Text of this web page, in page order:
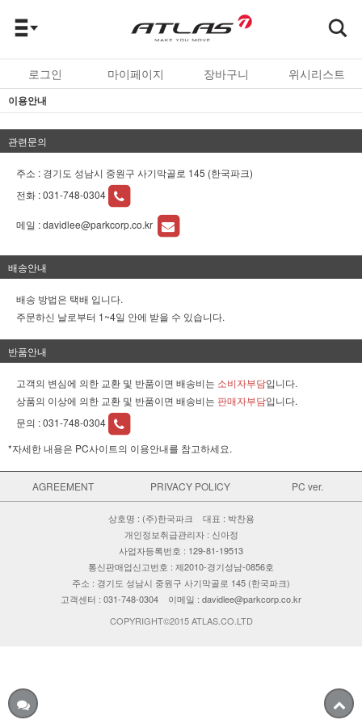
로그인 마이페이지 장바구니 위시리스트
이용안내
관련문의
주소 : 경기도 성남시 중원구 사기막골로 145 (한국파크)
전화 :031-748-0304
메일 :davidlee@parkcorp.co.kr
배송안내
배송 방법은 택배 입니다.
주문하신 날로부터 1~4일 안에 받을 수 있습니다.
반품안내
고객의 변심에 의한 교환 및 반품이면 배송비는 소비자부담입니다.
상품의 이상에 의한 교환 및 반품이면 배송비는 판매자부담입니다.
문의 :031-748-0304
*자세한 내용은 PC사이트의 이용안내를 참고하세요.
AGREEMENT PRIVACY POLICY PC ver.
상호명 : (주)한국파크 대표 : 박찬용
개인정보취급관리자 : 신아정
사업자등록번호 : 129-81-19513
통신판매업신고번호 : 제2010-경기성남-0856호
주소 : 경기도 성남시 중원구 사기막골로 145 (한국파크)
고객센터 : 031-748-0304 이메일 : davidlee@parkcorp.co.kr
COPYRIGHT©2015 ATLAS.CO.LTD